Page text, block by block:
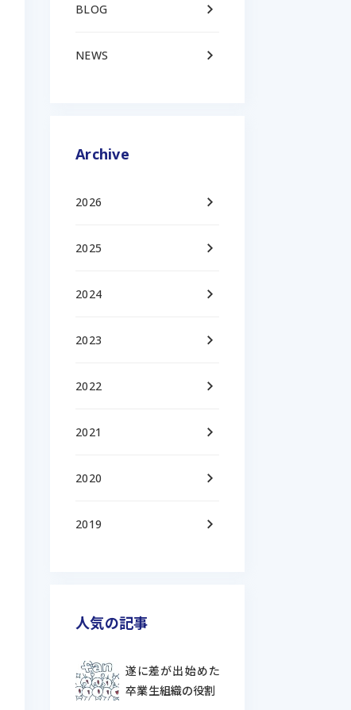
BLOG keyboard_arrow_right
NEWS keyboard_arrow_right
Archive
2026 keyboard_arrow_right
2025 keyboard_arrow_right
2024 keyboard_arrow_right
2023 keyboard_arrow_right
2022 keyboard_arrow_right
2021 keyboard_arrow_right
2020 keyboard_arrow_right
2019 keyboard_arrow_right
人気の記事
遂に差が出始めた
卒業生組織の役割